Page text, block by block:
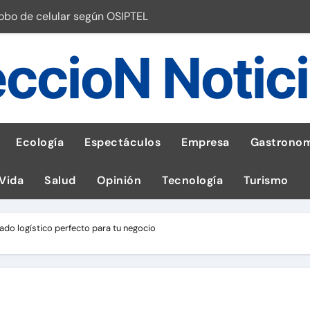
de celular según OSIPTEL
¡Descarga la app de Meridianbet y gana una jugada gratis
inspirado en la fuerza de un volcán
1,600 equipos educativos
por ignorar distancias de seguridad
de GEI en sus operaciones
Ecología Espectáculos Empresa
Salud Opinión Tecnología Turismo
logístico perfecto para tu negocio